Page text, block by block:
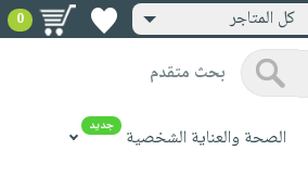
كل المتاجر 0
بحث متقدم
الصحة والعناية الشخصية جديد